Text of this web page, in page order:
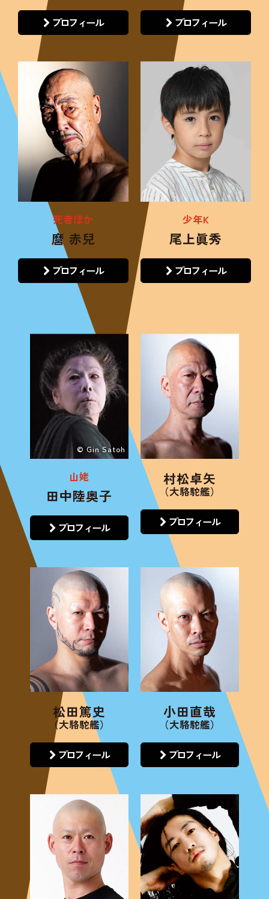
プロフィール プロフィール
死者ほか
麿 赤兒
プロフィール
少年K
尾上眞秀
プロフィール
© Gin Satoh
山姥
田中陸奥子
プロフィール
村松卓矢
（大駱駝艦）
プロフィール
松田篤史
（大駱駝艦）
プロフィール
小田直哉
（大駱駝艦）
プロフィール